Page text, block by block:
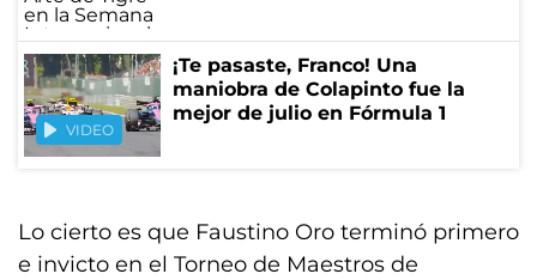
VIDEO
¡Te pasaste, Franco! Una
maniobra de Colapinto fue la
mejor de julio en Fórmula 1
Lo cierto es que Faustino Oro terminó primero
e invicto en el Torneo de Maestros de